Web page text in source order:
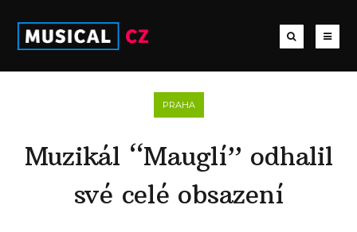
PRAHA
Muzikál “Mauglí” odhalil
své celé obsazení